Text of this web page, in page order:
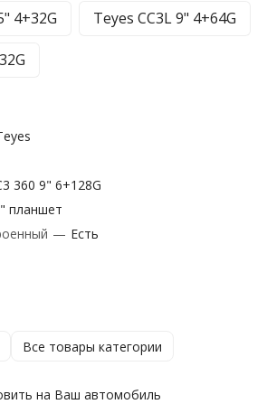
4+32G Teyes CC3L 9" 4+64G
360 9" 6+128G
планшет
— Есть
Все товары категории
на Ваш автомобиль